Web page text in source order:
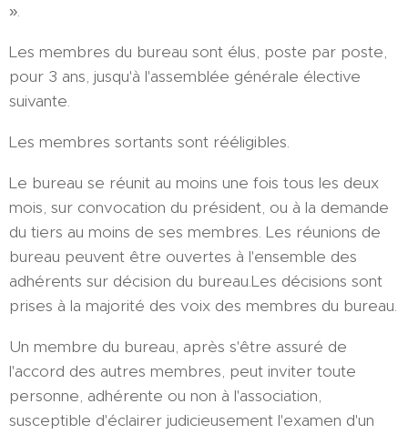
».
Les membres du bureau sont élus, poste par poste,
pour 3 ans, jusqu'à l'assemblée générale élective
suivante.
Les membres sortants sont rééligibles.
Le bureau se réunit au moins une fois tous les deux
mois, sur convocation du président, ou à la demande
du tiers au moins de ses membres. Les réunions de
bureau peuvent être ouvertes à l'ensemble des
adhérents sur décision du bureau.Les décisions sont
prises à la majorité des voix des membres du bureau.
Un membre du bureau, après s'être assuré de
l'accord des autres membres, peut inviter toute
personne, adhérente ou non à l'association,
susceptible d'éclairer judicieusement l'examen d'un